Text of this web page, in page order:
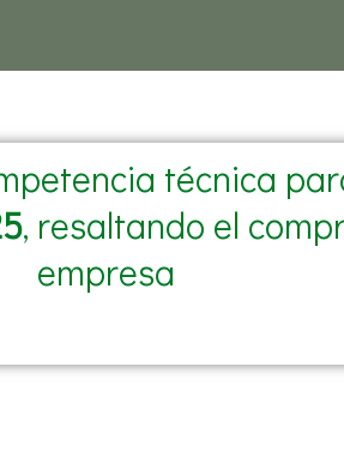
técnica
, resaltando el
empresa